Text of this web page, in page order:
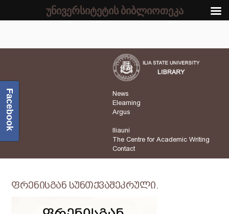
News
Elearning
Argus
Iliauni
The Centre for Academic Writing
Contact
ფრენისგან სუნთქვაშეკრული.
Facebook
უნივერსიტეტის ბიბლიოთეკა